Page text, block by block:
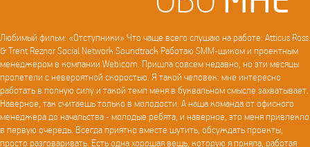
Любимый фильм: «Отступники» Что чаще всего слушаю на работе: Atticus Ross
& Trent Reznor Social Network Soundtrack Работаю SMM-щиком и проектным
менеджером в компании Webicom. Пришла совсем недавно, но эти месяцы
пролетели с невероятной скоростью. Я такой человек: мне интересно
работать в полную силу и такой темп меня в буквальном смысле захватывает.
Наверное, так считаешь только в молодости. А наша команда от офисного
менеджера до начальства - молодые ребята, и наверное, это меня привлекло
в первую очередь. Всегда приятно вместе шутить, обсуждать проекты,
просто разговаривать. Есть одна хорошая вещь, которую я поняла, работая